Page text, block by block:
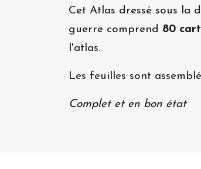
Cet Atlas dressé sous la
guerre comprend 80
l'atlas.
Les feuilles sont
Complet et en bon état